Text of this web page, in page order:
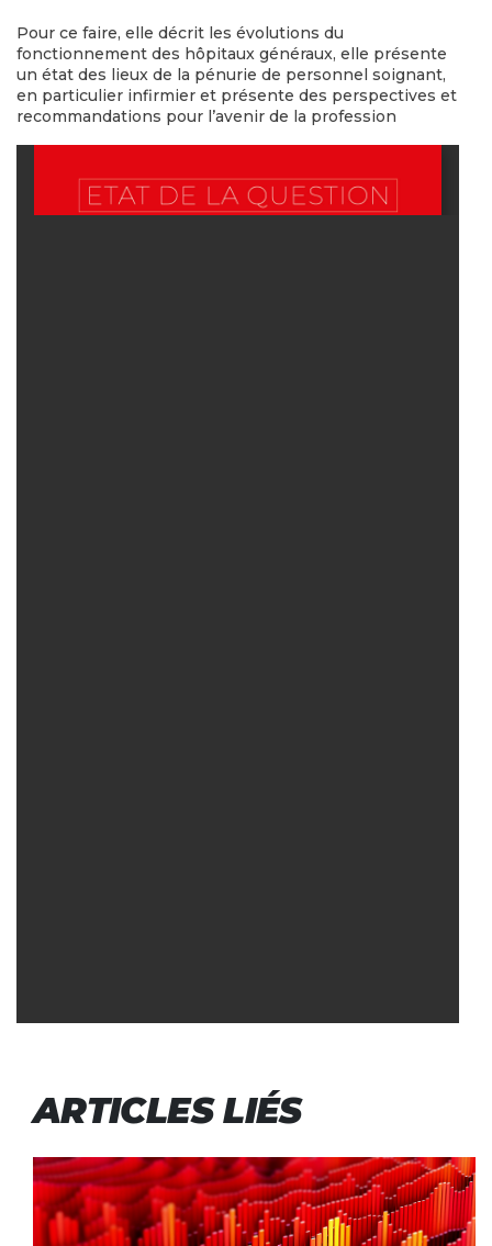
Pour ce faire, elle décrit les évolutions du
fonctionnement des hôpitaux généraux, elle présente
un état des lieux de la pénurie de personnel soignant,
en particulier infirmier et présente des perspectives et
recommandations pour l’avenir de la profession
ARTICLES LIÉS